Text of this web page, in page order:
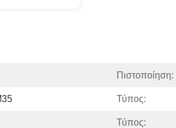
Πιστοποίηση:
Τύπος:
Τύπος: